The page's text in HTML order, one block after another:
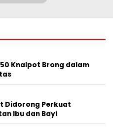
Knalpot Brong dalam
Didorong Perkuat
Ibu dan Bayi